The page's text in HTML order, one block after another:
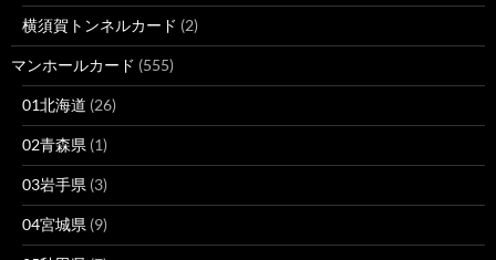
横須賀トンネルカード (2)
マンホールカード (555)
01北海道 (26)
02青森県 (1)
03岩手県 (3)
04宮城県 (9)